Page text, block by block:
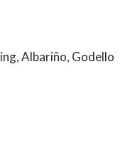
Albariño, Godello